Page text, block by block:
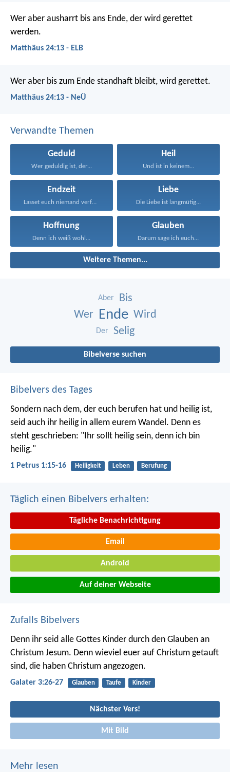
Wer aber ausharrt bis ans Ende, der wird gerettet
werden.
Matthäus 24:13 - ELB
Wer aber bis zum Ende standhaft bleibt, wird gerettet.
Matthäus 24:13 - NeÜ
Verwandte Themen
Geduld
Wer geduldig ist, der...
Heil
Und ist in keinem...
Endzeit
Lasset euch niemand verführen...
Liebe
Die Liebe ist langmütig...
Hoffnung
Denn ich weiß wohl...
Glauben
Darum sage ich euch...
Weitere Themen...
Aber
Bis
Wer Ende Wird
Der Selig
Bibelverse suchen
Bibelvers des Tages
Sondern nach dem, der euch berufen hat und heilig ist,
seid auch ihr heilig in allem eurem Wandel. Denn es
steht geschrieben: "Ihr sollt heilig sein, denn ich bin
heilig."
1 Petrus 1:15-16 Heiligkeit Leben Berufung
Täglich einen Bibelvers erhalten:
Tägliche Benachrichtigung
Email
Android
Auf deiner Webseite
Zufalls Bibelvers
Denn ihr seid alle Gottes Kinder durch den Glauben an
Christum Jesum. Denn wieviel euer auf Christum getauft
sind, die haben Christum angezogen.
Galater 3:26-27 Glauben Taufe Kinder
Nächster Vers!
Mit Bild
Mehr lesen